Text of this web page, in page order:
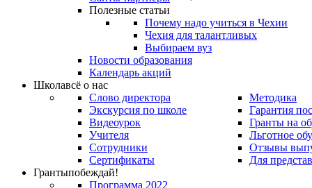
Полезные статьи
Почему надо учиться в Чехии
Чехия для талантливых
Выбираем вуз
Новости образования
Календарь акций
Школавсё о нас
Слово директора
Экскурсия по школе
Видеоурок
Учителя
Сотрудники
Сертификаты
Методика
Гарантия
Гранты на
Льготное
Отзывы
Для
Грантыпобеждай!
Программа 2022